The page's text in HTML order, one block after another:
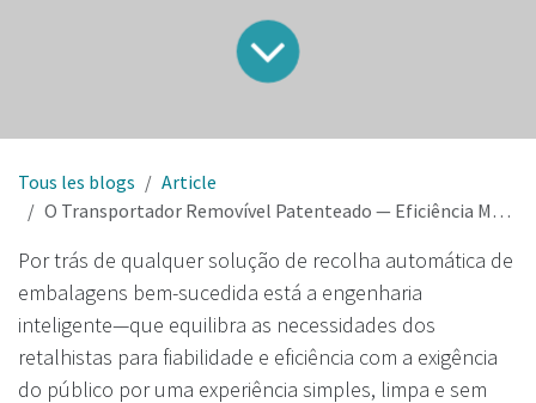
Tous les blogs
Article
O Transportador Removível Patenteado — Eficiência Máxima para Retalhistas e Facilidade para o Público
Por trás de qualquer solução de recolha automática de
embalagens bem-sucedida está a engenharia
inteligente—que equilibra as necessidades dos
retalhistas para fiabilidade e eficiência com a exigência
do público por uma experiência simples, limpa e sem